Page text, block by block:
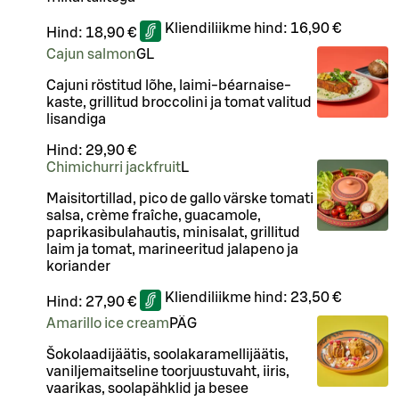
Hind: 18,90 € Kliendiliikme hind: 16,90 €
Cajun salmonGL
Cajuni röstitud lõhe, laimi-béarnaise-
kaste, grillitud broccolini ja tomat valitud
lisandiga
Hind: 29,90 €
Chimichurri jackfruitL
Maisitortillad, pico de gallo värske tomati
salsa, crème fraîche, guacamole,
paprikasibulahautis, minisalat, grillitud
laim ja tomat, marineeritud jalapeno ja
koriander
Hind: 27,90 € Kliendiliikme hind: 23,50 €
Amarillo ice cream PÄG
Šokolaadijäätis, soolakaramellijäätis,
vaniljemaitseline toorjuustuvaht, iiris,
vaarikas, soolapähklid ja besee